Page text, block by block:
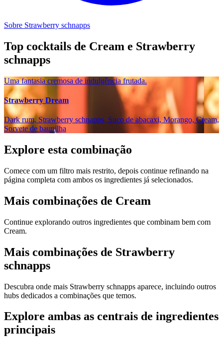
Sobre Strawberry schnapps
Top cocktails de Cream e Strawberry
schnapps
Uma fantasia cremosa de indulgência frutada.
Strawberry Dream
Dark rum, Strawberry schnapps, Suco de abacaxi, Morango, Cream,
Sorvete de baunilha
Explore esta combinação
Comece com um filtro mais restrito, depois continue refinando na
página completa com ambos os ingredientes já selecionados.
Mais combinações de Cream
Continue explorando outros ingredientes que combinam bem com
Cream.
Mais combinações de Strawberry
schnapps
Descubra onde mais Strawberry schnapps aparece, incluindo outros
hubs dedicados a combinações que temos.
Explore ambas as centrais de ingredientes
principais